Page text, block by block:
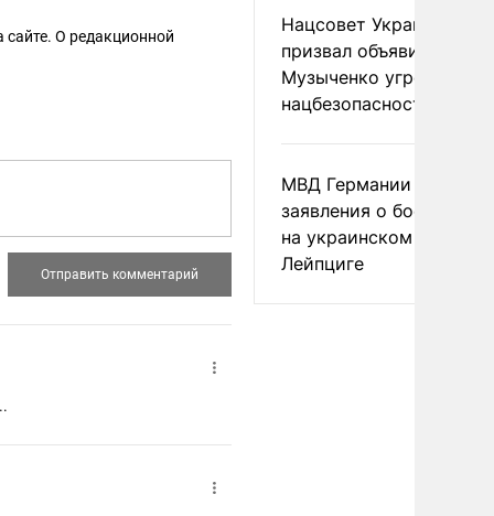
сайте. О редакционной
Нацсовет Украины по
призвал объявить
Музыченко угрозой
нацбезопасности
МВД Германии отвергло
заявления о
на украинском
Лейпциге